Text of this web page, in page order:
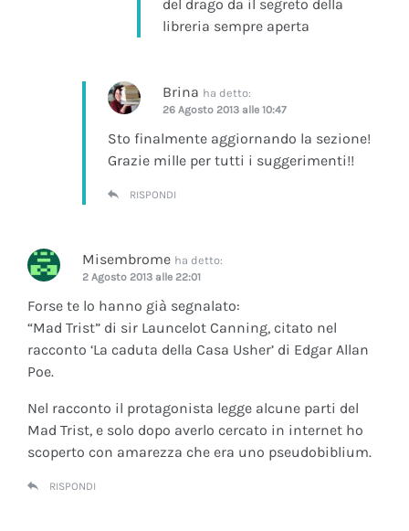
del drago da il segreto della
libreria sempre aperta
Brina ha detto:
26 Agosto 2013 alle 10:47
Sto finalmente aggiornando la sezione!
Grazie mille per tutti i suggerimenti!!
RISPONDI
Misembrome ha detto:
2 Agosto 2013 alle 22:01
Forse te lo hanno già segnalato:
“Mad Trist” di sir Launcelot Canning, citato nel
racconto ‘La caduta della Casa Usher’ di Edgar Allan
Poe.
Nel racconto il protagonista legge alcune parti del
Mad Trist, e solo dopo averlo cercato in internet ho
scoperto con amarezza che era uno pseudobiblium.
RISPONDI